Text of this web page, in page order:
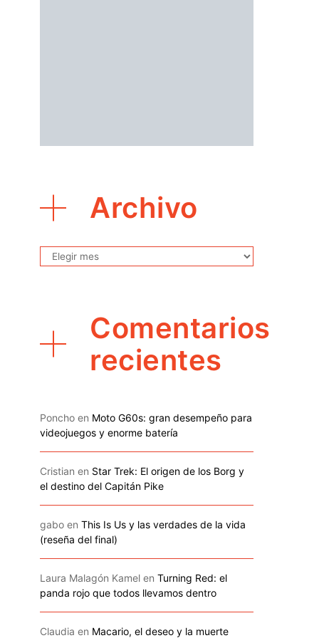
Archivo
Archivo
Comentarios
recientes
Poncho en Moto G60s: gran desempeño para
videojuegos y enorme batería
Cristian en Star Trek: El origen de los Borg y
el destino del Capitán Pike
gabo en This Is Us y las verdades de la vida
(reseña del final)
Laura Malagón Kamel en Turning Red: el
panda rojo que todos llevamos dentro
Claudia en Macario, el deseo y la muerte